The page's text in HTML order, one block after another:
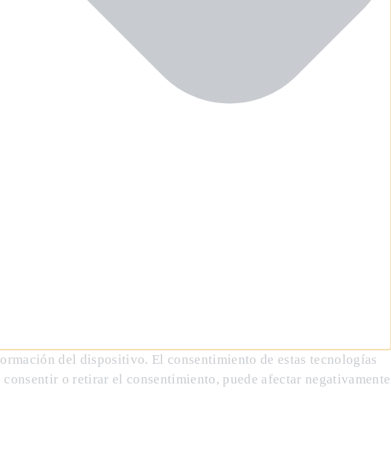
del dispositivo. El consentimiento de estas tecnologías
o retirar el consentimiento, puede afectar negativamente